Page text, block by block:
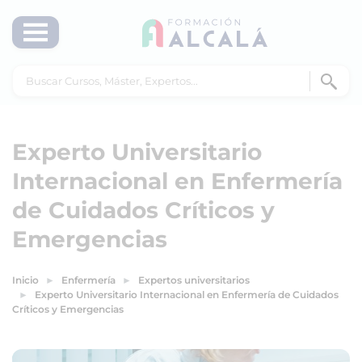
Experto Universitario
Internacional en Enfermería
de Cuidados Críticos y
Emergencias
Inicio Enfermería
Expertos universitarios
Experto Universitario Internacional en Enfermería de Cuidados
Críticos y Emergencias